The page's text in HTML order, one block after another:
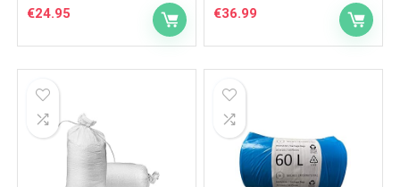
€24.95 €36.99